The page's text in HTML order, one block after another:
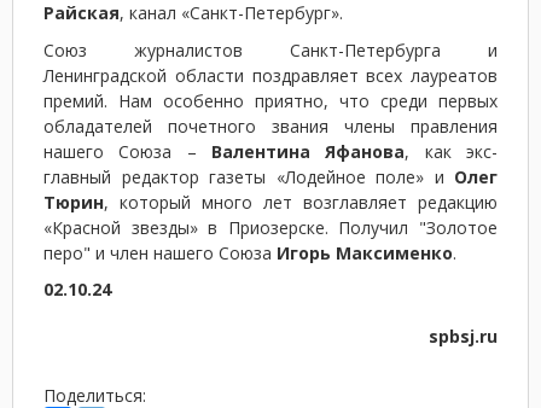
Райская, канал «Санкт-Петербург».
Союз журналистов Санкт-Петербурга и
Ленинградской области поздравляет всех лауреатов
премий. Нам особенно приятно, что среди первых
обладателей почетного звания члены правления
нашего Союза – Валентина Яфанова, как экс-
главный редактор газеты «Лодейное поле» и Олег
Тюрин, который много лет возглавляет редакцию
«Красной звезды» в Приозерске. Получил "Золотое
перо" и член нашего Союза Игорь Максименко.
02.10.24
spbsj.ru
Поделиться: